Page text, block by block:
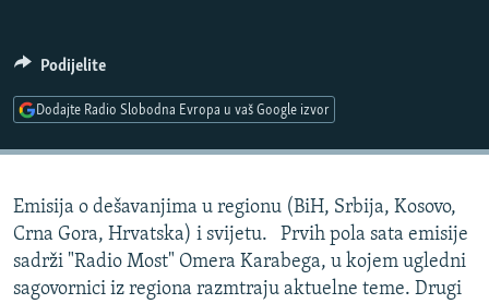
DNEVNO@RSE
SPECIJALI RSE
POPLAVE I KLIZIŠTA U BIH 2024.
TV LIBERTY
POST SCRIPTUM
PRATITE NAS
Sve RFE/RL stranice
Podijelite
Dodajte Radio Slobodna Evropa u vaš Google izvor
Emisija o dešavanjima u regionu (BiH, Srbija, Kosovo,
Crna Gora, Hrvatska) i svijetu. Prvih pola sata emisije
sadrži "Radio Most" Omera Karabega, u kojem ugledni
sagovornici iz regiona razmtraju aktuelne teme. Drugi